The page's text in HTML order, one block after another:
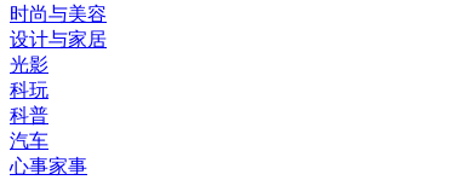
时尚与美容
设计与家居
光影
科玩
科普
汽车
心事家事